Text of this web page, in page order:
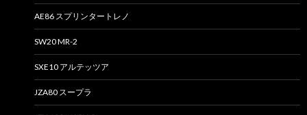
AE86 スプリンタートレノ
SW20 MR-2
SXE10 アルテッツア
JZA80 スープラ